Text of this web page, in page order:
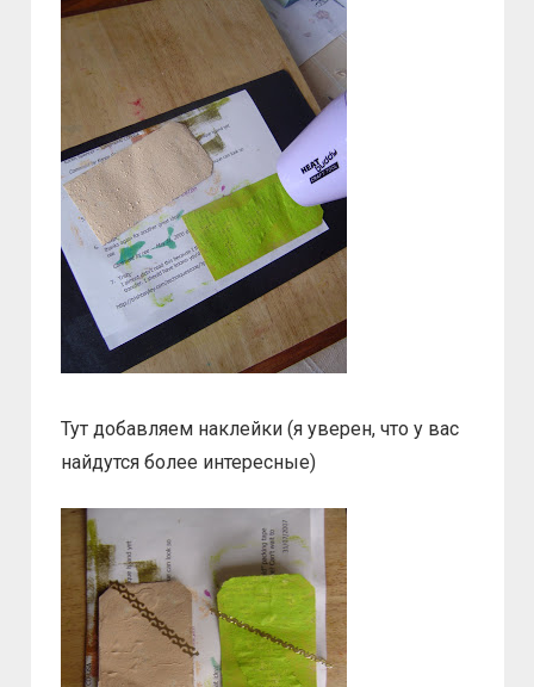
Тут добавляем наклейки (я уверен, что у вас
найдутся более интересные)